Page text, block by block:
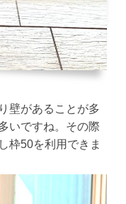
壁があることが多
いですね。その際
枠50を利用できま